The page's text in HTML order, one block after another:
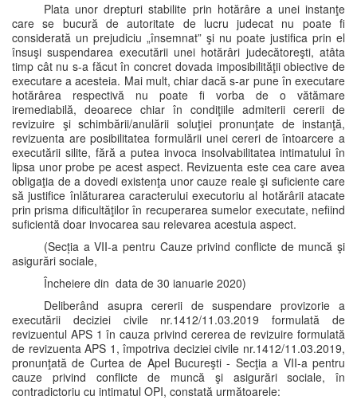
Plata unor drepturi stabilite prin hotărâre a unei instanţe
care se bucură de autoritate de lucru judecat nu poate fi
considerată un prejudiciu „însemnat” şi nu poate justifica prin el
însuşi suspendarea executării unei hotărâri judecătoreşti, atâta
timp cât nu s-a făcut în concret dovada imposibilităţii obiective de
executare a acesteia. Mai mult, chiar dacă s-ar pune în executare
hotărârea respectivă nu poate fi vorba de o vătămare
iremediabilă, deoarece chiar în condiţiile admiterii cererii de
revizuire şi schimbării/anulării soluţiei pronunţate de instanţă,
revizuenta are posibilitatea formulării unei cereri de întoarcere a
executării silite, fără a putea invoca insolvabilitatea intimatului în
lipsa unor probe pe acest aspect. Revizuenta este cea care avea
obligaţia de a dovedi existenţa unor cauze reale şi suficiente care
să justifice înlăturarea caracterului executoriu al hotărârii atacate
prin prisma dificultăţilor în recuperarea sumelor executate, nefiind
suficientă doar invocarea sau relevarea acestuia aspect.
(Secția a VII-a pentru Cauze privind conflicte de muncă şi
asigurări sociale,
Încheiere din data de 30 ianuarie 2020)
Deliberând asupra cererii de suspendare provizorie a
executării deciziei civile nr.1412/11.03.2019 formulată de
revizuentul APS 1 în cauza privind cererea de revizuire formulată
de revizuenta APS 1, împotriva deciziei civile nr.1412/11.03.2019,
pronunţată de Curtea de Apel Bucureşti - Secţia a VII-a pentru
cauze privind conflicte de muncă şi asigurări sociale, în
contradictoriu cu intimatul OPI, constată următoarele: